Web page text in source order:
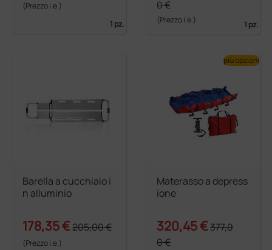
(Prezzo i.e.)
1 pz.
0 €
(Prezzo i.e.) 1 pz.
Barella a cucchiaio i
n alluminio
178,35 €205,00 €
(Prezzo i.e.)
Materasso a depress
ione
320,45 €377,0
0 €
più opzioni